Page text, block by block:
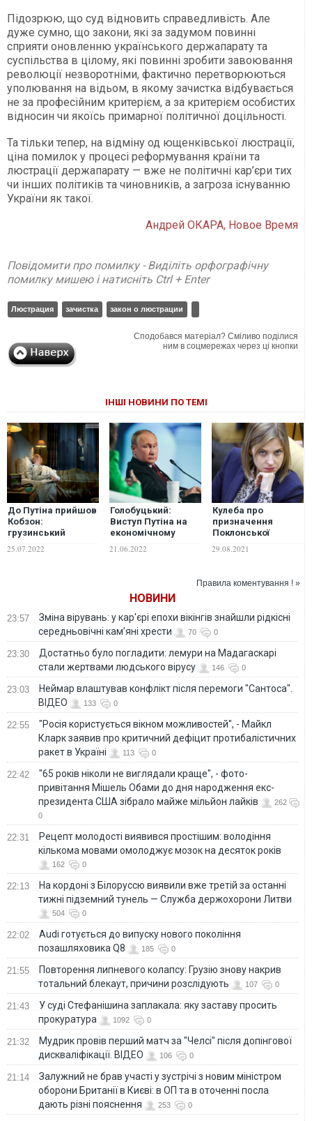
Підозрюю, що суд відновить справедливість. Але
дуже сумно, що закони, які за задумом повинні
сприяти оновленню українського держапарату та
суспільства в цілому, які повинні зробити завоювання
революції незворотніми, фактично перетворюються
уполювання на відьом, в якому зачистка відбувається
не за професійним критерієм, а за критерієм особистих
відносин чи якоїсь примарної політичної доцільності.
Та тільки тепер, на відміну од ющенківської люстрації,
ціна помилок у процесі реформування країни та
люстрації держапарату — вже не політичні кар’єри тих
чи інших політиків та чиновників, а загроза існуванню
України як такої.
Андрей ОКАРА, Новое Время
Повідомити про помилку - Виділіть орфографічну
помилку мишею і натисніть Ctrl + Enter
Люстрация зачистка закон о люстрации
Сподобався матеріал? Сміливо поділися
ним в соцмережах через ці кнопки
ІНШІ НОВИНИ ПО ТЕМІ
До Путіна прийшов
Кобзон:
грузинський
смерть
25.07.2022
Голобуцький:
Виступ Путіна на
економічному
ілюстрація до ще
пізнього
21.06.2022
Кулеба про
призначення
Поклонської
Кабо-Верде: "Дуже
29.08.2021
Правила коментування ! »
НОВИНИ
23:57
Зміна вірувань: у кар'єрі епохи вікінгів знайшли рідкісні
середньовічні кам’яні хрести
70 0
23:30
Достатньо було погладити: лемури на Мадагаскарі
стали жертвами людського вірусу
146 0
23:03
Неймар влаштував конфлікт після перемоги "Сантоса".
ВІДЕО
133 0
22:55
"Росія користується вікном можливостей", - Майкл
Кларк заявив про критичний дефіцит протибалістичних
ракет в Україні
113 0
22:42
"65 років ніколи не виглядали краще", - фото-
привітання Мішель Обами до дня народження екс-
президента США зібрало майже мільйон лайків
262
0
22:31
Рецепт молодості виявився простішим: володіння
кількома мовами омолоджує мозок на десяток років
162 0
22:13
На кордоні з Білоруссю виявили вже третій за останні
тижні підземний тунель — Служба держохорони Литви
504 0
22:02
Audi готується до випуску нового покоління
позашляховика Q8
185 0
21:55
Повторення липневого колапсу: Грузію знову накрив
тотальний блекаут, причини розслідують
107 0
21:43
У суді Стефанішина заплакала: яку заставу просить
прокуратура
1092 0
21:32
Мудрик провів перший матч за "Челсі" після допінгової
дискваліфікації. ВІДЕО
106 0
21:14
Залужний не брав участі у зустрічі з новим міністром
оборони Британії в Києві: в ОП та в оточенні посла
дають різні пояснення
253 0